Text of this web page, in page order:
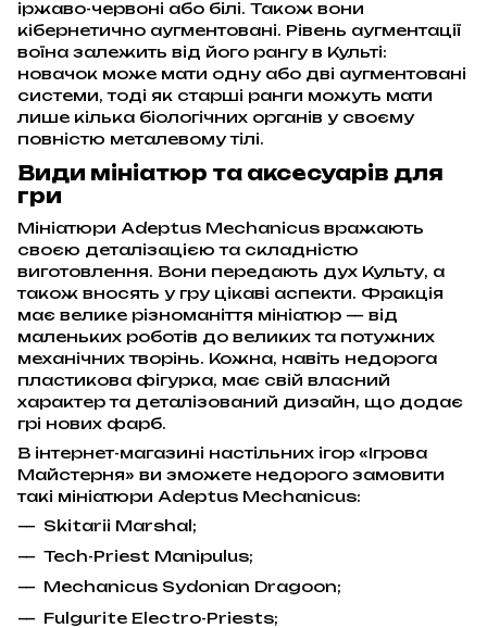
іржаво-червоні або білі. Також вони
кібернетично аугментовані. Рівень аугментації
воїна залежить від його рангу в Культі:
новачок може мати одну або дві аугментовані
системи, тоді як старші ранги можуть мати
лише кілька біологічних органів у своєму
повністю металевому тілі.
Види мініатюр та аксесуарів для
гри
Мініатюри Adeptus Mechanicus вражають
своєю деталізацією та складністю
виготовлення. Вони передають дух Культу, а
також вносять у гру цікаві аспекти. Фракція
має велике різноманіття мініатюр — від
маленьких роботів до великих та потужних
механічних творінь. Кожна, навіть недорога
пластикова фігурка, має свій власний
характер та деталізований дизайн, що додає
грі нових фарб.
В інтернет-магазині настільних ігор «Ігрова
Майстерня» ви зможете недорого замовити
такі мініатюри Adeptus Mechanicus:
Skitarii Marshal;
Tech-Priest Manipulus;
Mechanicus Sydonian Dragoon;
Fulgurite Electro-Priests;